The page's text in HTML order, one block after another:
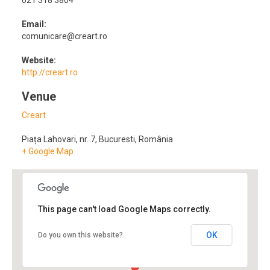
Email:
comunicare@creart.ro
Website:
http://creart.ro
Venue
Creart
Piața Lahovari, nr. 7, Bucuresti, România
+ Google Map
This page can't load Google Maps correctly.
Do you own this website? OK